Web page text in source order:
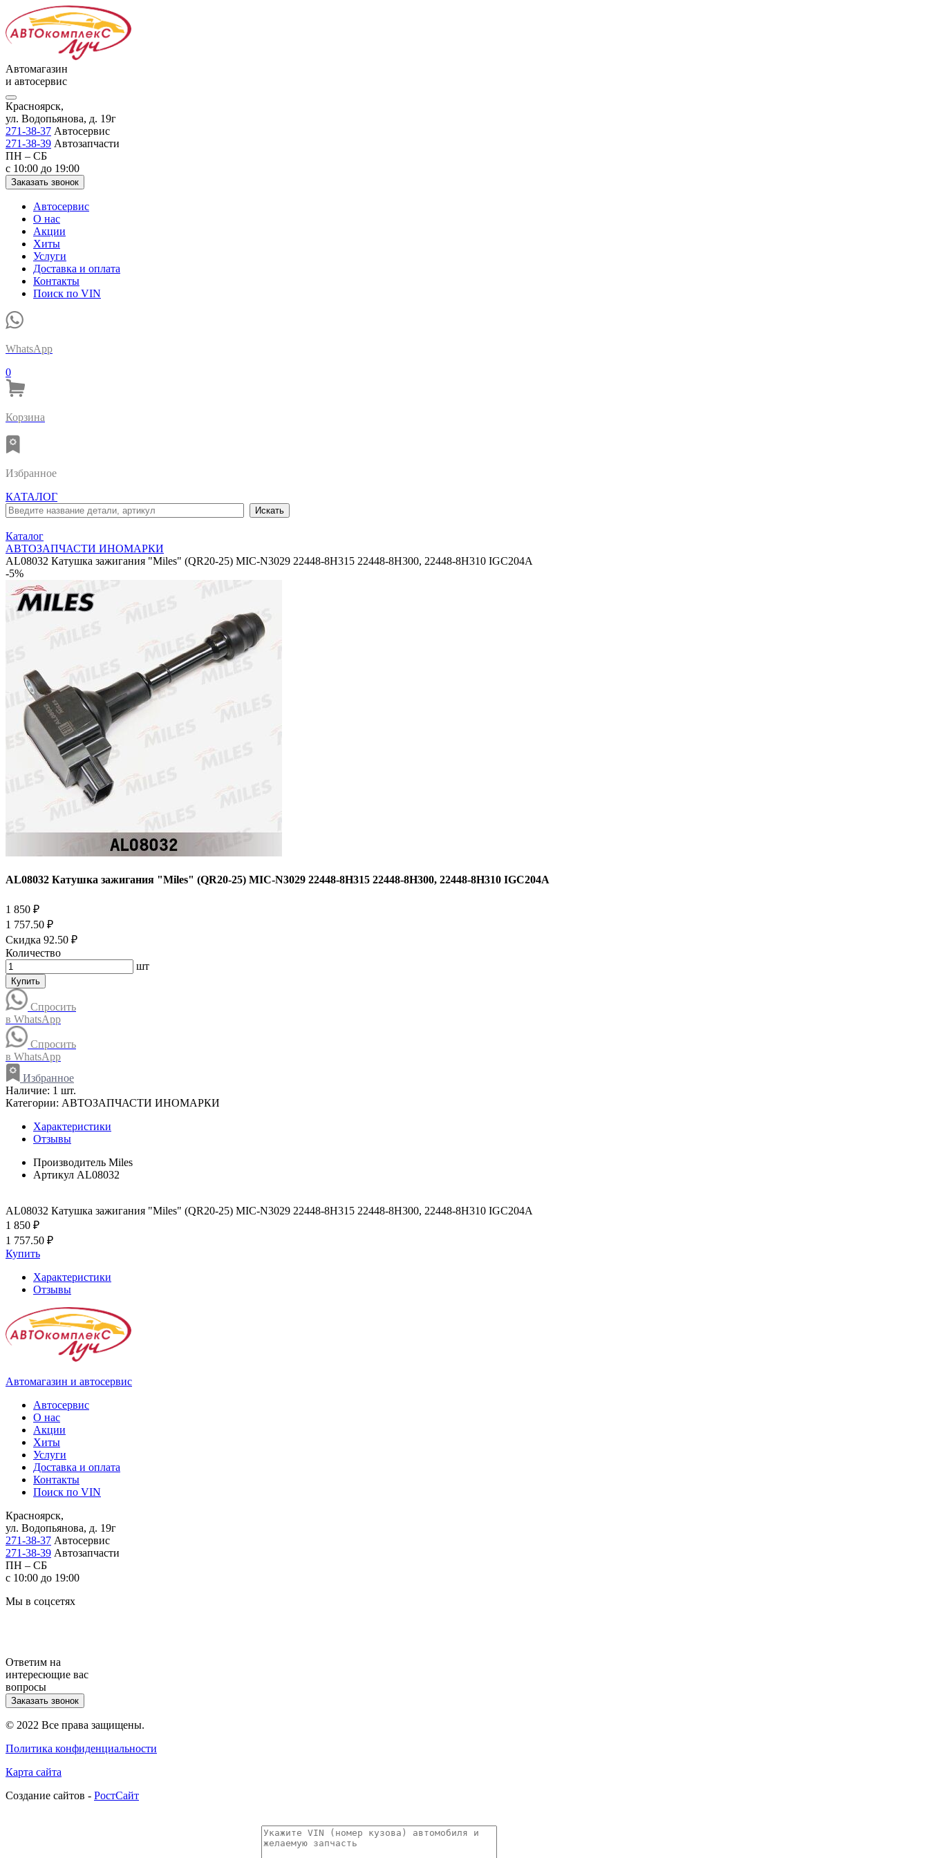
Автомагазин
и автосервис
Красноярск,
ул. Водопьянова, д. 19г
271-38-37 Автосервис
271-38-39 Автозапчасти
ПН – СБ
с 10:00 до 19:00
Заказать звонок
Автосервис
О нас
Акции
Хиты
Услуги
Доставка и оплата
Контакты
Поиск по VIN
WhatsApp
0
Корзина
Избранное
КАТАЛОГ
Каталог
АВТОЗАПЧАСТИ ИНОМАРКИ
AL08032 Катушка зажигания "Miles" (QR20-25) MIC-N3029 22448-8H315 22448-8H300, 22448-8H310 IGC204A
-5%
AL08032 Катушка зажигания "Miles" (QR20-25) MIC-N3029 22448-8H315 22448-8H300, 22448-8H310 IGC204A
1 850 ₽
1 757.50 ₽
Скидка 92.50 ₽
Количество
шт
Купить
Спросить
в WhatsApp
Спросить
в WhatsApp
Избранное
Наличие: 1 шт.
Категории: АВТОЗАПЧАСТИ ИНОМАРКИ
Характеристики
Отзывы
Производитель Miles
Артикул AL08032
AL08032 Катушка зажигания "Miles" (QR20-25) MIC-N3029 22448-8H315 22448-8H300, 22448-8H310 IGC204A
1 850 ₽
1 757.50 ₽
Купить
Характеристики
Отзывы
Автомагазин и автосервис
Автосервис
О нас
Акции
Хиты
Услуги
Доставка и оплата
Контакты
Поиск по VIN
Красноярск,
ул. Водопьянова, д. 19г
271-38-37 Автосервис
271-38-39 Автозапчасти
ПН – СБ
с 10:00 до 19:00
Мы в соцсетях
Ответим на
интересющие вас
вопросы
Заказать звонок
© 2022 Все права защищены.
Политика конфиденциальности
Карта сайта
Cоздание сайтов - РостСайт